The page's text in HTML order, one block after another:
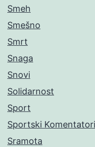
Smeh
Smešno
Smrt
Snaga
Snovi
Solidarnost
Sport
Sportski Komentatori
Sramota